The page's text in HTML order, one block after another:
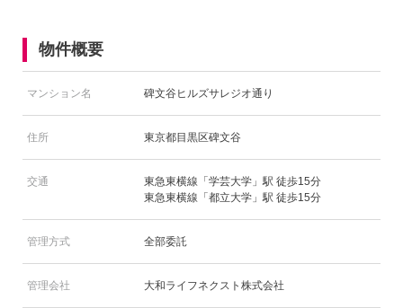
物件概要
マンション名 碑文谷ヒルズサレジオ通り
住所 東京都目黒区碑文谷
交通
東急東横線「学芸大学」駅 徒歩15分
東急東横線「都立大学」駅 徒歩15分
管理方式 全部委託
管理会社 大和ライフネクスト株式会社